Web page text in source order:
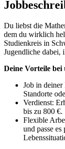
Du liebst die
dem du wirklich
Studienkreis in
Jugendliche dabei,
Deine Vorteile bei
Job in deiner
Standorte
Verdienst:
bis zu 800 €.
Flexible
und passe